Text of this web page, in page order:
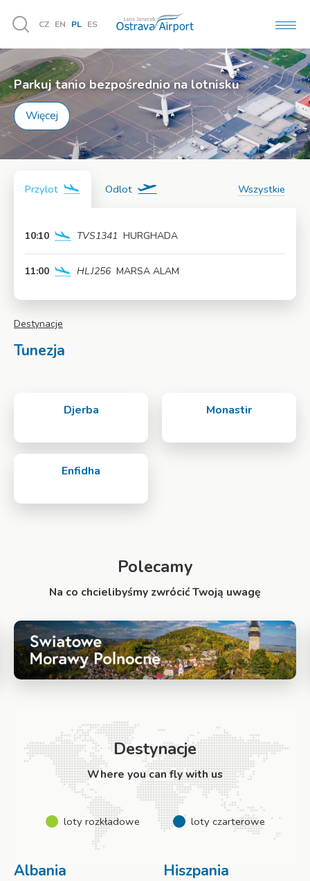
Vyhledávání
CZ EN PL ES
Parkuj tanio bezpośrednio na lotnisku
Więcej
Przylot Odlot Wszystkie
10:10 TVS1341 HURGHADA
11:00 HLJ256 MARSA ALAM
Destynacje
Tunezja
Djerba Monastir
Enfidha
Polecamy
Na co chcielibyśmy zwrócić Twoją uwagę
Destynacje
Where you can fly with us
loty rozkładowe loty czarterowe
Albania Hiszpania